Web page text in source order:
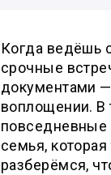
Когда ведёшь
срочные
документами —
воплощении. В
повседневные
семья,
разберёмся,